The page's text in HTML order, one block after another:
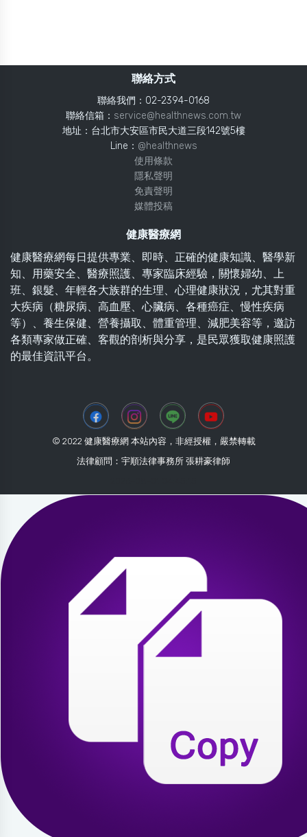
聯絡方式
聯絡我們：02-2394-0168
聯絡信箱： service@healthnews.com.tw
地址：台北市大安區市民大道三段142號5樓
Line： @healthnews
使用條款
隱私聲明
免責聲明
媒體投稿
健康醫療網
健康醫療網每日提供專業、即時、正確的健康知識、醫學新
知、用藥安全、醫療照護、專家臨床經驗，關懷婦幼、上
班、銀髮、年輕各大族群的生理、心理健康狀況，尤其對重
大疾病（糖尿病、高血壓、心臟病、各種癌症、慢性疾病
等）、養生保健、營養攝取、體重管理、減肥美容等，邀訪
各類專家做正確、客觀的剖析與分享，是民眾獲取健康照護
的最佳資訊平台。
© 2022 健康醫療網 本站內容，非經授權，嚴禁轉載
法律顧問：宇順法律事務所 張耕豪律師